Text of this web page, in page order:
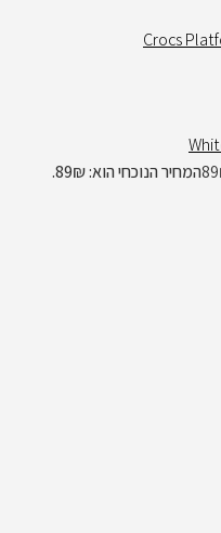
Crocs
89המחיר הנוכחי הוא: 89₪.